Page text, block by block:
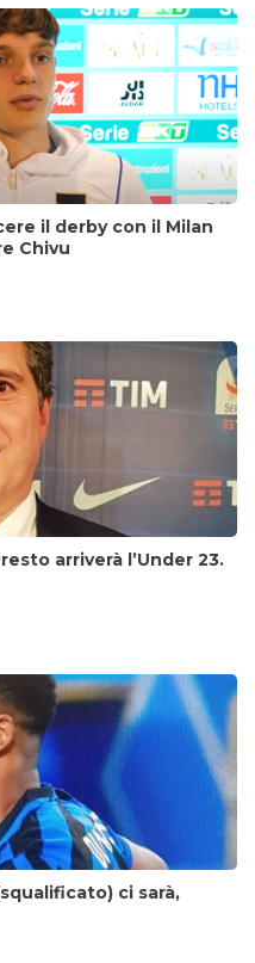
il derby con il Milan
Chivu
arriverà l’Under 23.
ci sarà,